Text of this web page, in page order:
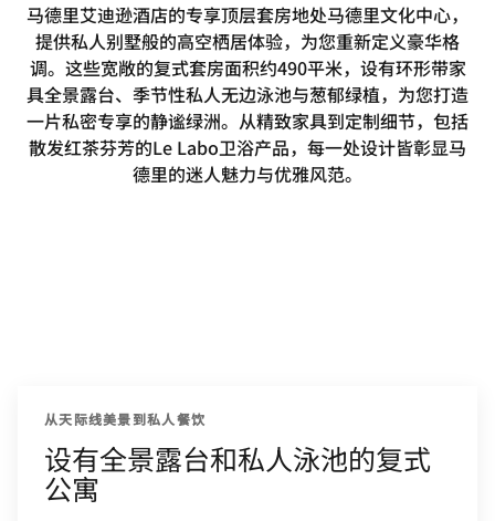
马德里艾迪逊酒店的专享顶层套房地处马德里文化中心，
提供私人别墅般的高空栖居体验，为您重新定义豪华格
调。这些宽敞的复式套房面积约490平米，设有环形带家
具全景露台、季节性私人无边泳池与葱郁绿植，为您打造
一片私密专享的静谧绿洲。从精致家具到定制细节，包括
散发红茶芬芳的Le Labo卫浴产品，每一处设计皆彰显马
德里的迷人魅力与优雅风范。
从天际线美景到私人餐饮
设有全景露台和私人泳池的复式
公寓